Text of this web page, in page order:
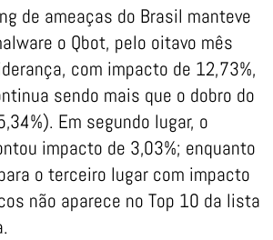
de ameaças do Brasil manteve
o Qbot, pelo oitavo mês
com impacto de 12,73%,
sendo mais que o dobro do
Em segundo lugar, o
impacto de 3,03%; enquanto
o terceiro lugar com impacto
não aparece no Top 10 da lista